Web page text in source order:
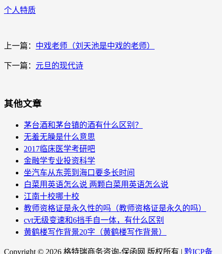
个人特质
上一篇： 中戏老师（刘天池是中戏的老师）
下一篇： 元旦的现代诗
其他文章
茅台酒和茅台镇的酒有什么区别？
无羞无臊是什么意思
2017临床医学考研吧
金融学专业投资科学
坐汽车从东莞到海口要多长时间
白菜用英语怎么说 两颗白菜用英语怎么说
江南十校哪十校
教师资格证是永久性的吗（教师资格证是永久的吗）
cvt无级变速和6挡手自一体，有什么区别
黄鹤楼写作背景20字（黄鹤楼写作背景）
Copyright © 2026 格特瑞商务咨询-保函网 版权所有 | 黔ICP备